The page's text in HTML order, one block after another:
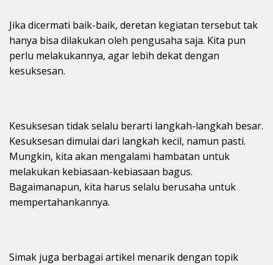
Jika dicermati baik-baik, deretan kegiatan tersebut tak
hanya bisa dilakukan oleh pengusaha saja. Kita pun
perlu melakukannya, agar lebih dekat dengan
kesuksesan.
Kesuksesan tidak selalu berarti langkah-langkah besar.
Kesuksesan dimulai dari langkah kecil, namun pasti.
Mungkin, kita akan mengalami hambatan untuk
melakukan kebiasaan-kebiasaan bagus.
Bagaimanapun, kita harus selalu berusaha untuk
mempertahankannya.
Simak juga berbagai artikel menarik dengan topik